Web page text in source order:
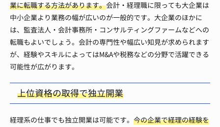
業に転職する方法があります。会計・経理職に限っても大企業は
中小企業より業務の幅が広いのが一般的です。大企業のほかに
は、監査法人・会計事務所・コンサルティングファームなどへの
転職もよいでしょう。会計の専門性や幅広い知見が求められます
が、経験やスキルによってはM&Aや税務などの分野で活躍できる
可能性が広がります。
上位資格の取得で独立開業
経理系の仕事でも独立開業は可能です。 今の企業で経理の経験を